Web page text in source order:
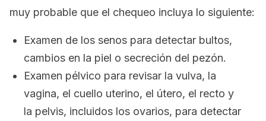
muy probable que el chequeo incluya lo siguiente:
Examen de los senos para detectar bultos,
cambios en la piel o secreción del pezón.
Examen pélvico para revisar la vulva, la
vagina, el cuello uterino, el útero, el recto y
la pelvis, incluidos los ovarios, para detectar